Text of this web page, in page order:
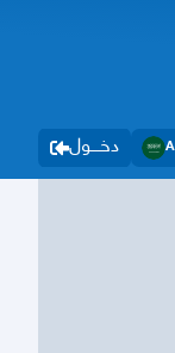
دخــــول